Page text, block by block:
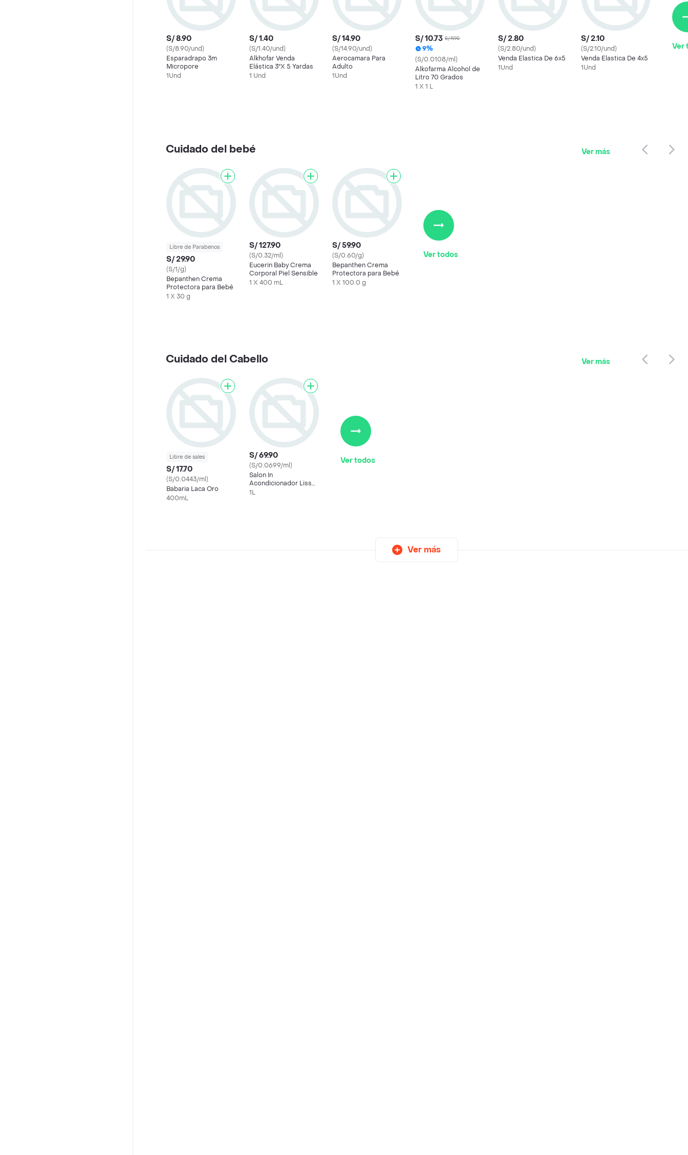
S/ 8.90
(S/8.90/und)
Esparadrapo 3m
Micropore
1Und
S/ 1.40
(S/1.40/und)
Alkhofar Venda
Elástica 3"X 5 Yardas
1 Und
S/ 14.90
(S/14.90/und)
Aerocamara Para
Adulto
1Und
S/ 10.73 S/ 11.90
9%
(S/0.0108/ml)
Alkofarma Alcohol de
Litro 70 Grados
1 X 1 L
S/ 2.80
(S/2.80/und)
Venda Elastica De 6x5
1Und
S/ 2.10
(S/2.10/und)
Venda Elastica De 4x5
1Und
Ver
Cuidado del bebé Ver más
Libre de Parabenos
S/ 29.90
(S/1/g)
Bepanthen Crema
Protectora para Bebé
1 X 30 g
S/ 127.90
(S/0.32/ml)
Eucerin Baby Crema
Corporal Piel Sensible
1 X 400 mL
S/ 59.90
(S/0.60/g)
Bepanthen Crema
Protectora para Bebé
1 X 100.0 g
Ver todos
Cuidado del Cabello Ver más
Libre de sales
S/ 17.70
(S/0.0443/ml)
Babaria Laca Oro
400mL
S/ 69.90
(S/0.0699/ml)
Salon In
Acondicionador Liss
Control 1000 Ml
1L
Ver todos
Ver más